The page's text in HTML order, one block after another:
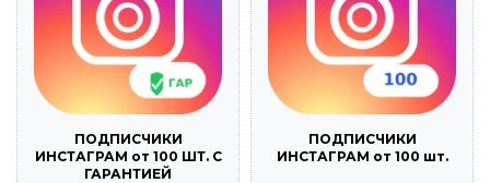
ПОДПИСЧИКИ
ИНСТАГРАМ от 100 ШТ. С
ГАРАНТИЕЙ
ПОДПИСЧИКИ
ИНСТАГРАМ от 100 шт.